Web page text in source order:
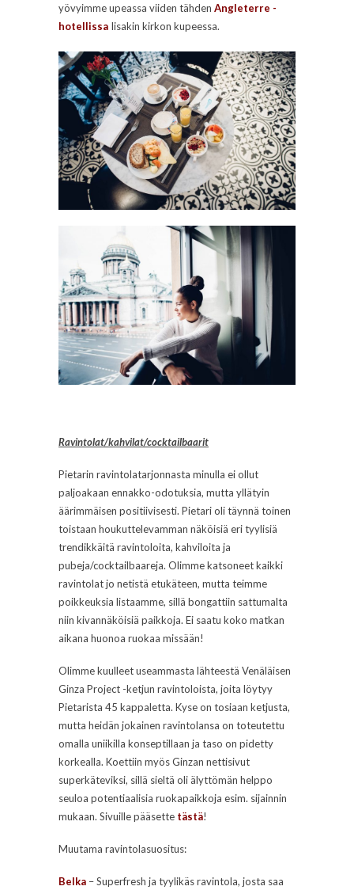
yövyimme upeassa viiden tähden Angleterre -
hotellissa Iisakin kirkon kupeessa.
Ravintolat/kahvilat/cocktailbaarit
Pietarin ravintolatarjonnasta minulla ei ollut
paljoakaan ennakko-odotuksia, mutta yllätyin
äärimmäisen positiivisesti. Pietari oli täynnä toinen
toistaan houkuttelevamman näköisiä eri tyylisiä
trendikkäitä ravintoloita, kahviloita ja
pubeja/cocktailbaareja. Olimme katsoneet kaikki
ravintolat jo netistä etukäteen, mutta teimme
poikkeuksia listaamme, sillä bongattiin sattumalta
niin kivannäköisiä paikkoja. Ei saatu koko matkan
aikana huonoa ruokaa missään!
Olimme kuulleet useammasta lähteestä Venäläisen
Ginza Project -ketjun ravintoloista, joita löytyy
Pietarista 45 kappaletta. Kyse on tosiaan ketjusta,
mutta heidän jokainen ravintolansa on toteutettu
omalla uniikilla konseptillaan ja taso on pidetty
korkealla. Koettiin myös Ginzan nettisivut
superkäteviksi, sillä sieltä oli älyttömän helppo
seuloa potentiaalisia ruokapaikkoja esim. sijainnin
mukaan. Sivuille pääsette tästä!
Muutama ravintolasuositus:
Belka – Superfresh ja tyylikäs ravintola, josta saa